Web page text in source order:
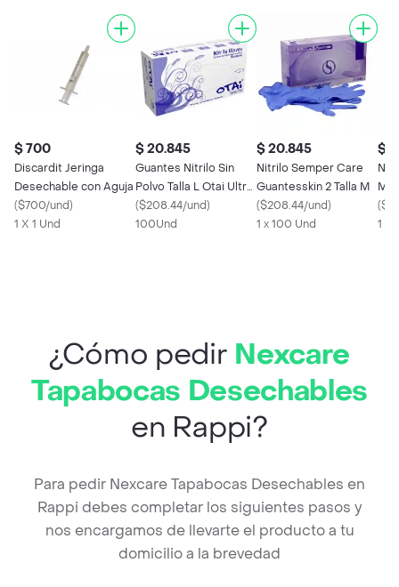
$ 700
Discardit Jeringa
Desechable con Aguja
($700/und)
1 X 1 Und
$ 20.845
Guantes Nitrilo Sin
Polvo Talla L Otai Ultra
Sensitive
($208.44/und)
100Und
$ 20.845
Nitrilo Semper Care
Guantesskin 2 Talla M
($208.44/und)
1 x 100 Und
$
(
1 X
¿Cómo pedir Nexcare
Tapabocas Desechables
en Rappi?
Para pedir Nexcare Tapabocas Desechables en
Rappi debes completar los siguientes pasos y
nos encargamos de llevarte el producto a tu
domicilio a la brevedad